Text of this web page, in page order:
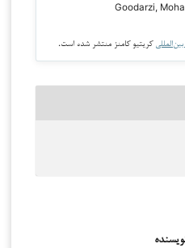
Goodarzi,
کریتیو کامنز منتشر شده است.